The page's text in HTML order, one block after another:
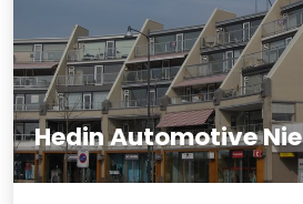
Hedin Automotive